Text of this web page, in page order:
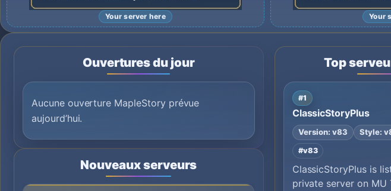
Your server here Your
Ouvertures du jour
Aucune ouverture MapleStory prévue
aujourd’hui.
Nouveaux serveurs
Top
#1
ClassicStoryPlus
Version: v83 Style:
#v83
ClassicStoryPlus is
private server on MU